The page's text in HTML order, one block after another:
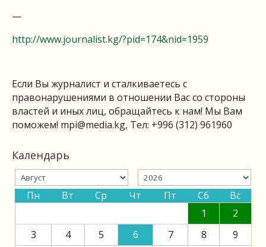
—
http://www.journalist.kg/?pid=174&nid=1959
Если Вы журналист и сталкиваетесь с
правонарушениями в отношении Вас со стороны
властей и иных лиц, обращайтесь к нам! Мы Вам
поможем! mpi@media.kg, Тел: +996 (312) 961960
Календарь
Пн Вт Ср Чт Пт Сб
Вс
1
2
3
4 5 6 7 8
9